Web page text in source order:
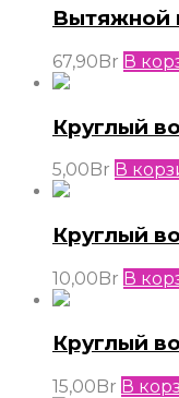
Вытяжной
67,90Br В
Круглый
5,00 Br В
Круглый
10,00Br В
Круглый
15,00Br В